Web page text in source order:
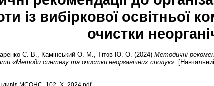
із вибіркової освітньої
очистки
С. В., Камінський О. М., Тітов Ю. О. (2024) Методичні
«Методи синтезу та очистки неорганічних сполук».
МСОНС_102_Х_2024.pdf